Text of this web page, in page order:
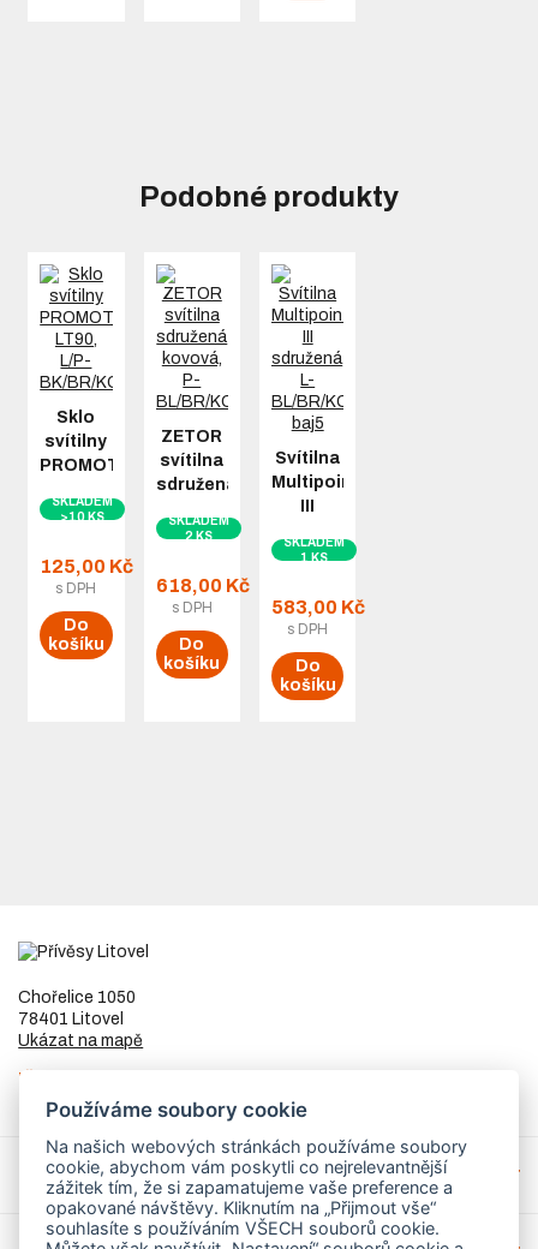
Podobné produkty
Sklo
svítilny
PROMOT
L/P-
SKLADEM
>10 KS
125,00 Kč
s DPH
Do
košíku
ZETOR
svítilna
sdružená
P-
SKLADEM
2 KS
618,00 Kč
s DPH
Do
košíku
Svítilna
Multipoint
III
L-
baj5
SKLADEM
1 KS
583,00 Kč
s DPH
Do
košíku
Chořelice 1050
78401 Litovel
Ukázat na mapě
IČ
DIČCZ8253255307
Přívěsy a náhradní díly
Používáme soubory cookie
Na našich webových stránkách používáme soubory
cookie, abychom vám poskytli co nejrelevantnější
zážitek tím, že si zapamatujeme vaše preference a
opakované návštěvy. Kliknutím na „Přijmout vše“
souhlasíte s používáním VŠECH souborů cookie.